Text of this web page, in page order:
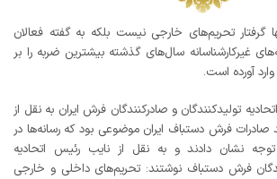
تحریم‌های خارجی نیست بلکه به گفته فعالان
غیرکارشناسانه سال‌های گذشته بیشترین ضربه را بر
آورده است.
تولیدکنندگان و صادرکنندگان فرش ایران به نقل از
فرش دستباف ایران موضوعی بود که رسانه‌ها در
نشان دادند و به نقل از نایب رئیس اتحادیه
فرش دستباف نوشتند: تحریم‌های داخلی و خارجی